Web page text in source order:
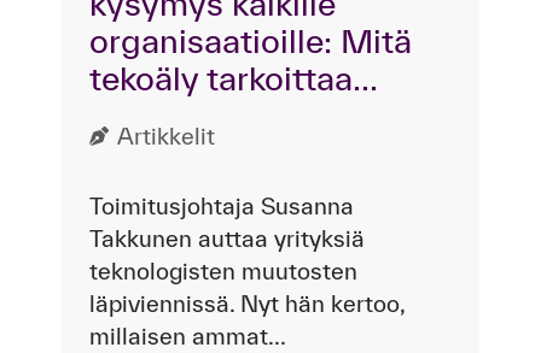
organisaatioille: Mitä
tekoäly tarkoittaa...
Artikkelit
Toimitusjohtaja Susanna
Takkunen auttaa yrityksiä
teknologisten muutosten
läpiviennissä. Nyt hän kertoo,
millaisen ammat...